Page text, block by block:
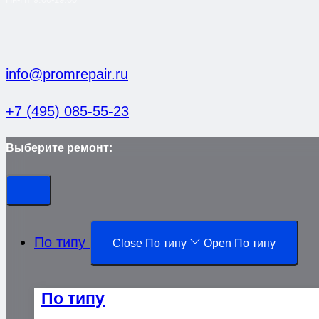
info@promrepair.ru
+7 (495) 085-55-23
Выберите ремонт:
По типу Close По типу Open По типу
По типу